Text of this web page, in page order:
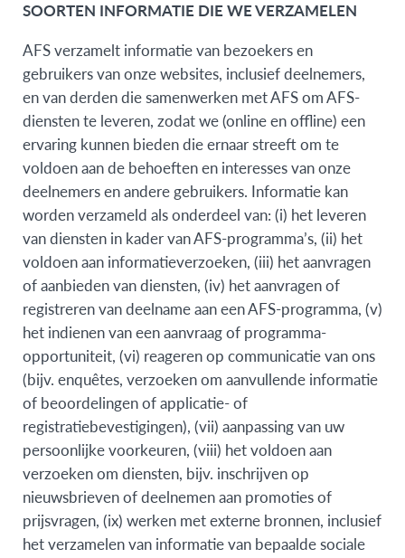
SOORTEN INFORMATIE DIE WE VERZAMELEN
AFS verzamelt informatie van bezoekers en
gebruikers van onze websites, inclusief deelnemers,
en van derden die samenwerken met AFS om AFS-
diensten te leveren, zodat we (online en offline) een
ervaring kunnen bieden die ernaar streeft om te
voldoen aan de behoeften en interesses van onze
deelnemers en andere gebruikers. Informatie kan
worden verzameld als onderdeel van: (i) het leveren
van diensten in kader van AFS-programma’s, (ii) het
voldoen aan informatieverzoeken, (iii) het aanvragen
of aanbieden van diensten, (iv) het aanvragen of
registreren van deelname aan een AFS-programma, (v)
het indienen van een aanvraag of programma-
opportuniteit, (vi) reageren op communicatie van ons
(bijv. enquêtes, verzoeken om aanvullende informatie
of beoordelingen of applicatie- of
registratiebevestigingen), (vii) aanpassing van uw
persoonlijke voorkeuren, (viii) het voldoen aan
verzoeken om diensten, bijv. inschrijven op
nieuwsbrieven of deelnemen aan promoties of
prijsvragen, (ix) werken met externe bronnen, inclusief
het verzamelen van informatie van bepaalde sociale